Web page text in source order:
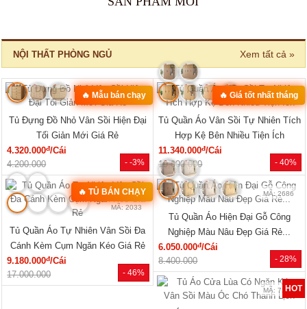
- 43%
MÃ: 8411
Bộ Sofa Góc Gỗ Sồi Mỹ Có Ghế
Đơn Thiết Kế Bo Tròn
24.610.000
43.150.000
- 23%
MÃ: 3431
Bộ Bàn Ghế Đối Lớn Gỗ Gõ Đỏ
Tựa Lưng Nan Hiện Đại Đẹp
33.440.000
43.360.000
‹ ›
SẢN PHẨM MỚI